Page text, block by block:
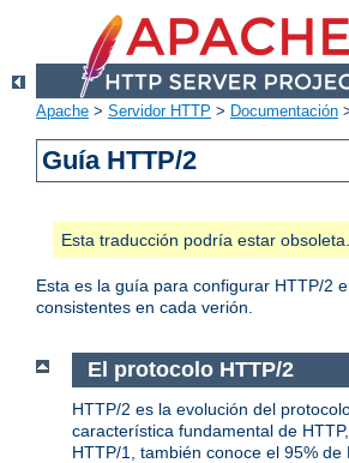
Apache > Servidor HTTP > Documentación
Guía HTTP/2
Esta traducción podría estar
Esta es la guía para configurar HTTP/2
consistentes en cada verión.
El protocolo HTTP/2
HTTP/2 es la evolución del
característica fundamental de
HTTP/1, también conoce el 95% de